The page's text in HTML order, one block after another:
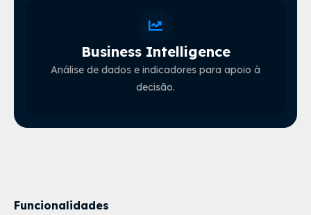
Business Intelligence
Análise de dados e indicadores para apoio à
decisão.
Funcionalidades